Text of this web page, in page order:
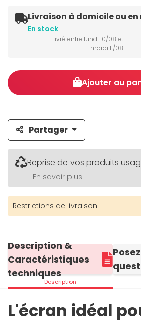
Livraison à domicile ou
En stock
Livré entre lundi 10/08 et
mardi 11/08
Ajouter au
Partager
Reprise de vos produits
En savoir plus
Restrictions de livraison
Description &
Caractéristiques
techniques
Description
L'écran idéal